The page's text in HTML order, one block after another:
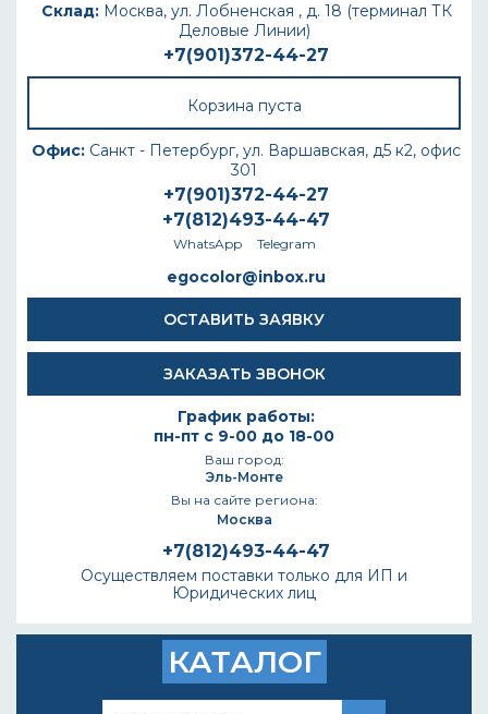
Склад:Москва, ул. Лобненская , д. 18 (терминал ТК
Деловые Линии)
+7(901)372-44-27
Корзина пуста
Офис: Санкт - Петербург, ул. Варшавская, д5 к2, офис
301
+7(901)372-44-27
+7(812)493-44-47
WhatsApp Telegram
egocolor@inbox.ru
ОСТАВИТЬ ЗАЯВКУ
ЗАКАЗАТЬ ЗВОНОК
График работы:
пн-пт с 9-00 до 18-00
Ваш город:
Эль-Монте
Вы на сайте региона:
Москва
+7(812)493-44-47
Осуществляем поставки только для ИП и
Юридических лиц
КАТАЛОГ